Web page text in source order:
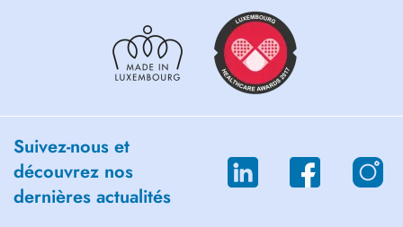
Suivez-nous et
découvrez nos
dernières actualités